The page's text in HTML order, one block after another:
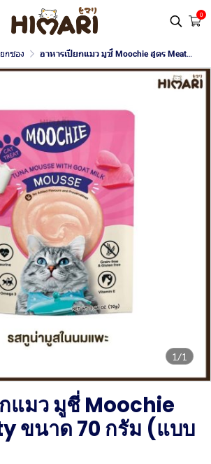
0
กซอง อาหารเปียกแมว มูชี่ Moochie สูตร Meaty ขนาด 70 กรัม (แบบมูส)
1/1
แมว มูชี่ Moochie
ขนาด 70 กรัม (แบบ